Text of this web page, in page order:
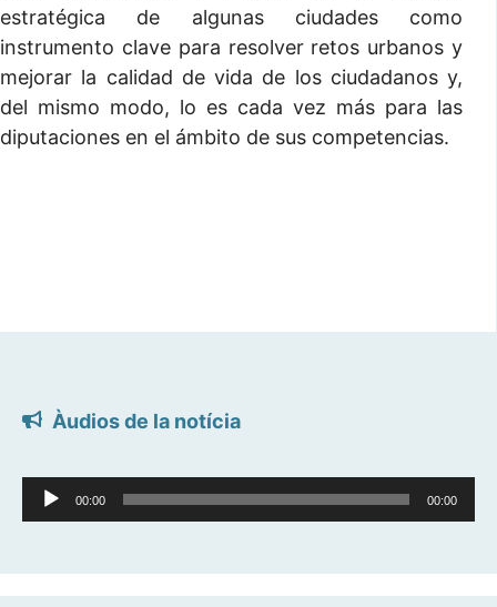
estratégica de algunas ciudades como
instrumento clave para resolver retos urbanos y
mejorar la calidad de vida de los ciudadanos y,
del mismo modo, lo es cada vez más para las
diputaciones en el ámbito de sus competencias.
Àudios de la notícia
Reproductor
d'àudio
00:00 00:00